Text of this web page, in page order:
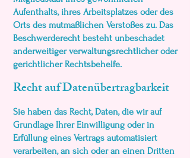
Aufenthalts, ihres Arbeitsplatzes oder des
Orts des mutmaßlichen Verstoßes zu. Das
Beschwerderecht besteht unbeschadet
anderweitiger verwaltungsrechtlicher oder
gerichtlicher Rechtsbehelfe.
Recht auf Daten­übertrag­barkeit
Sie haben das Recht, Daten, die wir auf
Grundlage Ihrer Einwilligung oder in
Erfüllung eines Vertrags automatisiert
verarbeiten, an sich oder an einen Dritten